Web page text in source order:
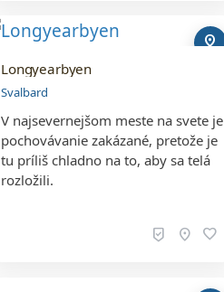
pin_drop
Longyearbyen
Svalbard
V najsevernejšom meste na svete je
pochovávanie zakázané, pretože je
tu príliš chladno na to, aby sa telá
rozložili.
beenhere location_on favorite